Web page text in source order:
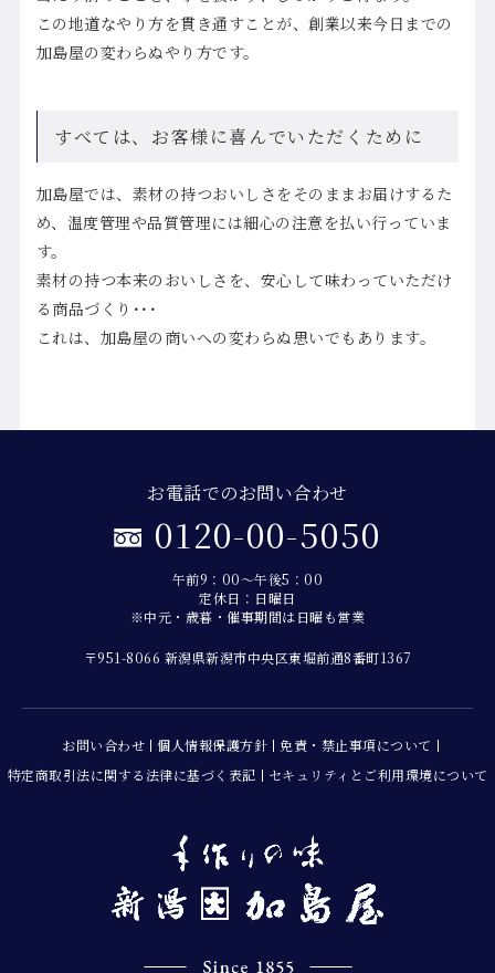
この地道なやり方を貫き通すことが、創業以来今日までの
加島屋の変わらぬやり方です。
すべては、お客様に喜んでいただくために
加島屋では、素材の持つおいしさをそのままお届けするた
め、温度管理や品質管理には細心の注意を払い行っていま
す。
素材の持つ本来のおいしさを、安心して味わっていただけ
る商品づくり･･･
これは、加島屋の商いへの変わらぬ思いでもあります。
お電話でのお問い合わせ
0120-00-5050
午前9：00～午後5：00
定休日：日曜日
※中元・歳暮・催事期間は日曜も営業
〒951-8066 新潟県新潟市中央区東堀前通8番町1367
お問い合わせ 個人情報保護方針
免責・禁止事項について
特定商取引法に関する法律に基づく表記
セキュリティとご利用環境について